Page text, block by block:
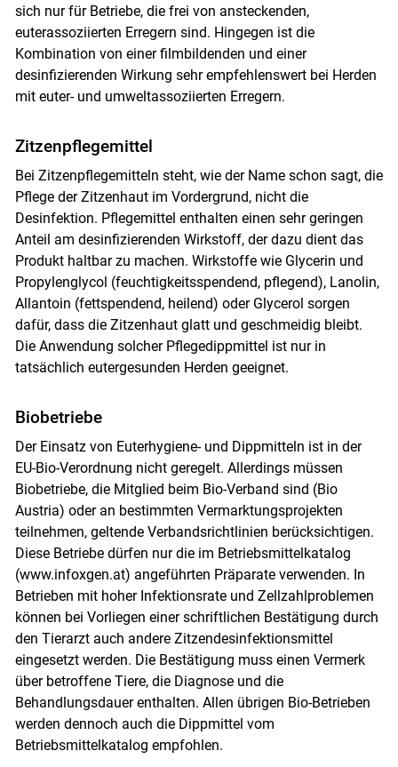
sich nur für Betriebe, die frei von ansteckenden,
euterassoziierten Erregern sind. Hingegen ist die
Kombination von einer filmbildenden und einer
desinfizierenden Wirkung sehr empfehlenswert bei Herden
mit euter- und umweltassoziierten Erregern.
Zitzenpflegemittel
Bei Zitzenpflegemitteln steht, wie der Name schon sagt, die
Pflege der Zitzenhaut im Vordergrund, nicht die
Desinfektion. Pflegemittel enthalten einen sehr geringen
Anteil am desinfizierenden Wirkstoff, der dazu dient das
Produkt haltbar zu machen. Wirkstoffe wie Glycerin und
Propylenglycol (feuchtigkeitsspendend, pflegend), Lanolin,
Allantoin (fettspendend, heilend) oder Glycerol sorgen
dafür, dass die Zitzenhaut glatt und geschmeidig bleibt.
Die Anwendung solcher Pflegedippmittel ist nur in
tatsächlich eutergesunden Herden geeignet.
Biobetriebe
Der Einsatz von Euterhygiene- und Dippmitteln ist in der
EU-Bio-Verordnung nicht geregelt. Allerdings müssen
Biobetriebe, die Mitglied beim Bio-Verband sind (Bio
Austria) oder an bestimmten Vermarktungsprojekten
teilnehmen, geltende Verbandsrichtlinien berücksichtigen.
Diese Betriebe dürfen nur die im Betriebsmittelkatalog
(www.infoxgen.at) angeführten Präparate verwenden. In
Betrieben mit hoher Infektionsrate und Zellzahlproblemen
können bei Vorliegen einer schriftlichen Bestätigung durch
den Tierarzt auch andere Zitzendesinfektionsmittel
eingesetzt werden. Die Bestätigung muss einen Vermerk
über betroffene Tiere, die Diagnose und die
Behandlungsdauer enthalten. Allen übrigen Bio-Betrieben
werden dennoch auch die Dippmittel vom
Betriebsmittelkatalog empfohlen.